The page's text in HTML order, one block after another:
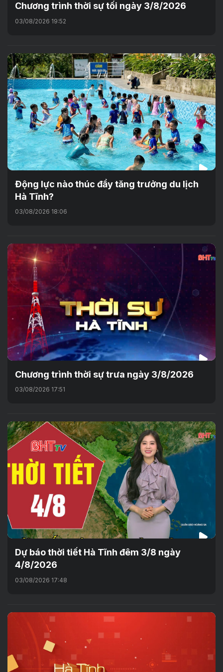
Chương trình thời sự tối ngày 3/8/2026
03/08/2026 19:52
Động lực nào thúc đẩy tăng trưởng du lịch
Hà Tĩnh?
03/08/2026 18:06
Chương trình thời sự trưa ngày 3/8/2026
03/08/2026 17:51
Dự báo thời tiết Hà Tĩnh đêm 3/8 ngày
4/8/2026
03/08/2026 17:48